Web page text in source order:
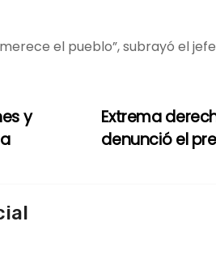
el pueblo”, subrayó el
Extrema
denunció el
y